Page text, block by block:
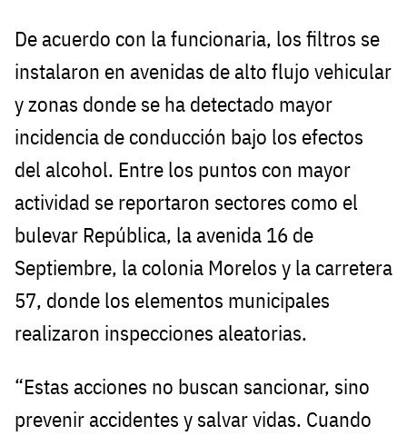
De acuerdo con la funcionaria, los filtros se
instalaron en avenidas de alto flujo vehicular
y zonas donde se ha detectado mayor
incidencia de conducción bajo los efectos
del alcohol. Entre los puntos con mayor
actividad se reportaron sectores como el
bulevar República, la avenida 16 de
Septiembre, la colonia Morelos y la carretera
57, donde los elementos municipales
realizaron inspecciones aleatorias.
“Estas acciones no buscan sancionar, sino
prevenir accidentes y salvar vidas. Cuando